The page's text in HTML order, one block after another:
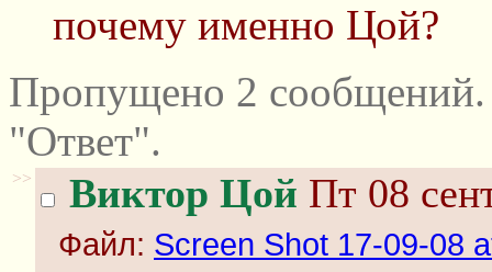
почему именно Цой?
Пропущено 2
"Ответ".
>> Виктор Цой Пт 08
Файл: Screen Shot 17-09-08